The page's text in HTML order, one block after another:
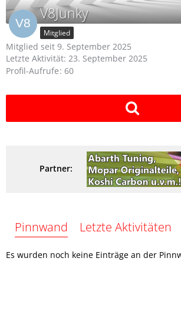
V8Junky
Mitglied
Mitglied seit 9. September 2025
Letzte Aktivität: 23. September 2025
Profil-Aufrufe 60
Partner:
Pinnwand Letzte Aktivitäten
Es wurden noch keine Einträge an der